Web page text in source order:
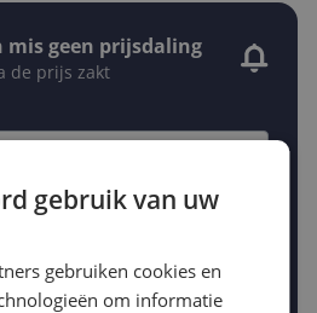
mis geen prijsdaling
de prijs zakt
Gewenste prijs
aanzetten
gebruik van uw
gebruiken cookies en
om informatie